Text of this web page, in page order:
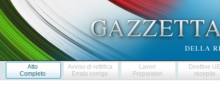
Atto
Completo
Avviso di rettifica
Errata corrige
Lavori
Preparatori
Direttive
recepite